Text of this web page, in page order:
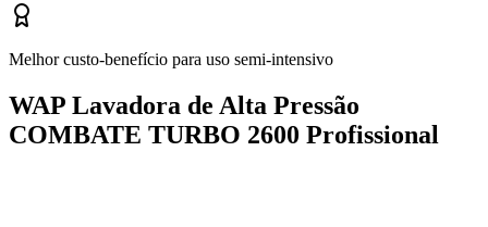
Melhor custo-benefício para uso semi-intensivo
WAP Lavadora de Alta Pressão
COMBATE TURBO 2600 Profissional